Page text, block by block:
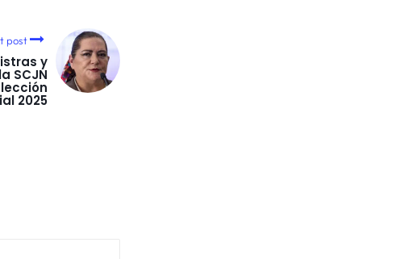
post
y
SCJN
2025